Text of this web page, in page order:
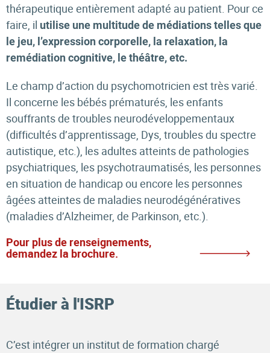
thérapeutique entièrement adapté au patient. Pour ce
faire, il utilise une multitude de médiations telles que
le jeu, l’expression corporelle, la relaxation, la
remédiation cognitive, le théâtre, etc.
Le champ d’action du psychomotricien est très varié.
Il concerne les bébés prématurés, les enfants
souffrants de troubles neurodéveloppementaux
(difficultés d’apprentissage, Dys, troubles du spectre
autistique, etc.), les adultes atteints de pathologies
psychiatriques, les psychotraumatisés, les personnes
en situation de handicap ou encore les personnes
âgées atteintes de maladies neurodégénératives
(maladies d’Alzheimer, de Parkinson, etc.).
Pour plus de renseignements,
demandez la brochure.
Étudier à l'ISRP
C’est intégrer un institut de formation chargé